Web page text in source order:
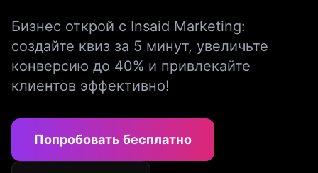
Бизнес открой с Insaid Marketing:
создайте квиз за 5 минут, увеличьте
конверсию до 40% и привлекайте
клиентов эффективно!
Попробовать бесплатно